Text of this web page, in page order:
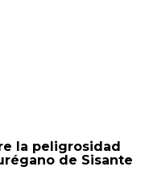
la peligrosidad
de Sisante